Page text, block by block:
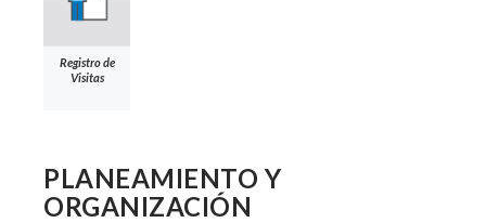
Registro de
Visitas
PLANEAMIENTO Y
ORGANIZACIÓN